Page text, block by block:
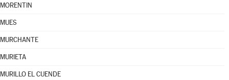
MORENTIN
MUES
MURCHANTE
MURIETA
MURILLO EL CUENDE